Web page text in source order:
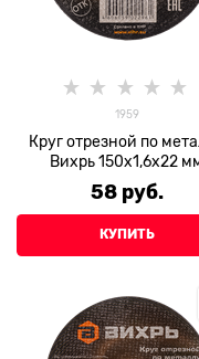
1959
Круг отрезной по
Вихрь 150х1,6х22
58 руб.
КУПИТЬ